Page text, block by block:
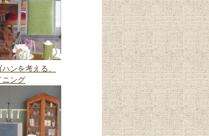
ンを考える、
ニング